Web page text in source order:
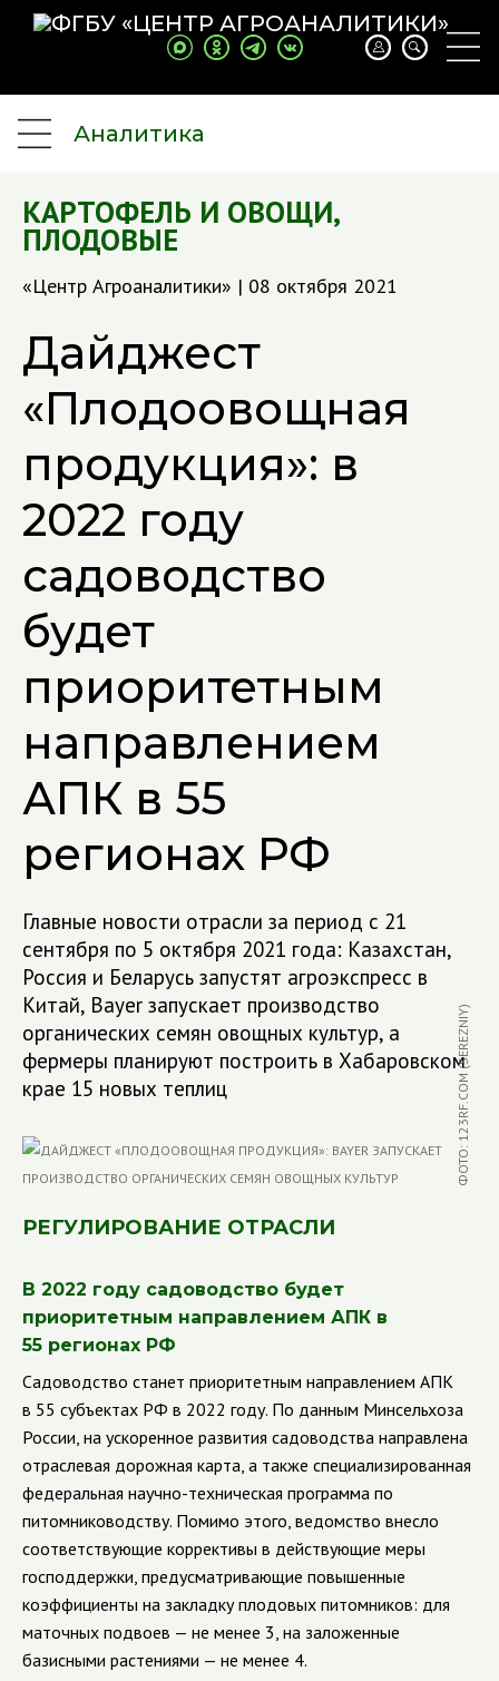
Аналитика
КАРТОФЕЛЬ И ОВОЩИ,
ПЛОДОВЫЕ
«Центр Агроаналитики» | 08 октября 2021
Дайджест
«Плодоовощная
продукция»: в
2022 году
садоводство
будет
приоритетным
направлением
АПК в 55
регионах РФ
Главные новости отрасли за период с 21
сентября по 5 октября 2021 года: Казахстан,
Россия и Беларусь запустят агроэкспресс в
Китай, Bayer запускает производство
органических семян овощных культур, а
фермеры планируют построить в Хабаровском
крае 15 новых теплиц
ФОТО: 123RF.COM (SEREZNIY)
РЕГУЛИРОВАНИЕ ОТРАСЛИ
В 2022 году садоводство будет
приоритетным направлением АПК в
55 регионах РФ
Садоводство станет приоритетным направлением АПК
в 55 субъектах РФ в 2022 году. По данным Минсельхоза
России, на ускоренное развития садоводства направлена
отраслевая дорожная карта, а также специализированная
федеральная научно-техническая программа по
питомниководству. Помимо этого, ведомство внесло
соответствующие коррективы в действующие меры
господдержки, предусматривающие повышенные
коэффициенты на закладку плодовых питомников: для
маточных подвоев — не менее 3, на заложенные
базисными растениями — не менее 4.